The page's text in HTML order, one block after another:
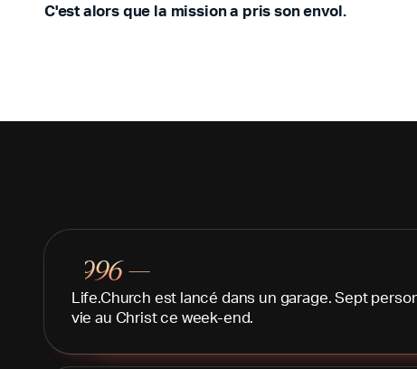
C'est alors que la mission a pris son envol.
1996 —
Life.Church est lancé dans un garage. Sept
vie au Christ ce week-end.